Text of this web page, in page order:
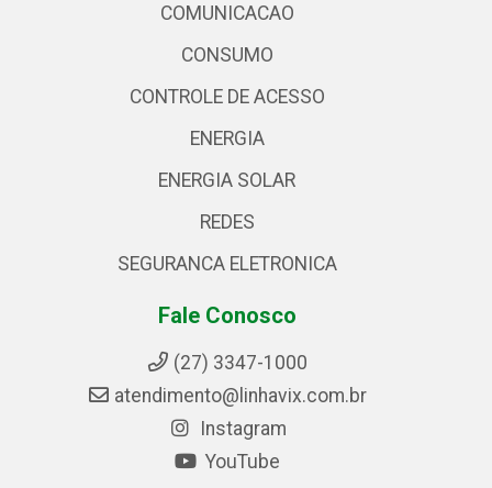
COMUNICACAO
CONSUMO
CONTROLE DE ACESSO
ENERGIA
ENERGIA SOLAR
REDES
SEGURANCA ELETRONICA
Fale Conosco
(27) 3347-1000
atendimento@linhavix.com.br
Instagram
YouTube